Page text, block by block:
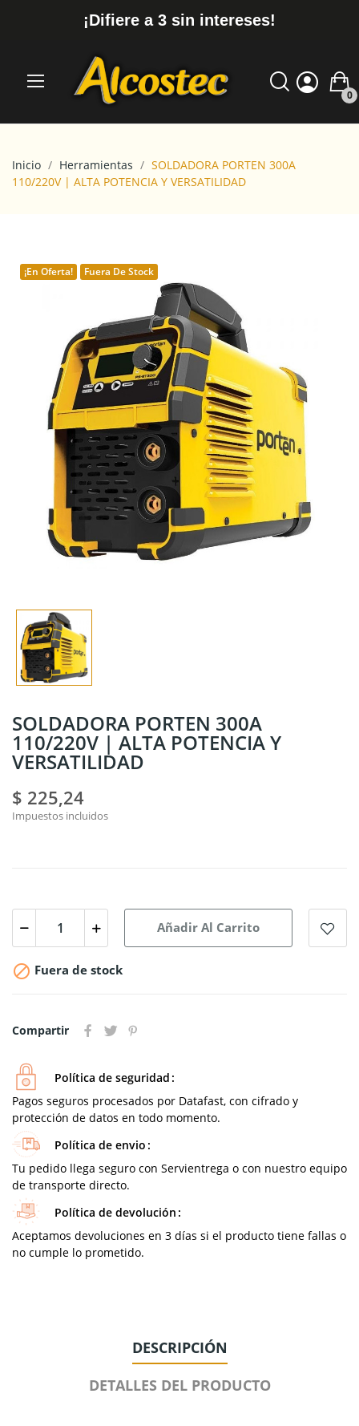
¡Difiere a 3 sin intereses!
0
Inicio Herramientas
SOLDADORA PORTEN 300A
110/220V | ALTA POTENCIA Y VERSATILIDAD
¡En Oferta! Fuera De Stock
SOLDADORA PORTEN 300A
110/220V | ALTA POTENCIA Y
VERSATILIDAD
$ 225,24
Impuestos incluidos
Añadir Al Carrito
 Fuera de stock
Compartir
Política de seguridad
Pagos seguros procesados por Datafast, con cifrado y
protección de datos en todo momento.
Política de envio
Tu pedido llega seguro con Servientrega o con nuestro equipo
de transporte directo.
Política de devolución
Aceptamos devoluciones en 3 días si el producto tiene fallas o
no cumple lo prometido.
DESCRIPCIÓN
DETALLES DEL PRODUCTO